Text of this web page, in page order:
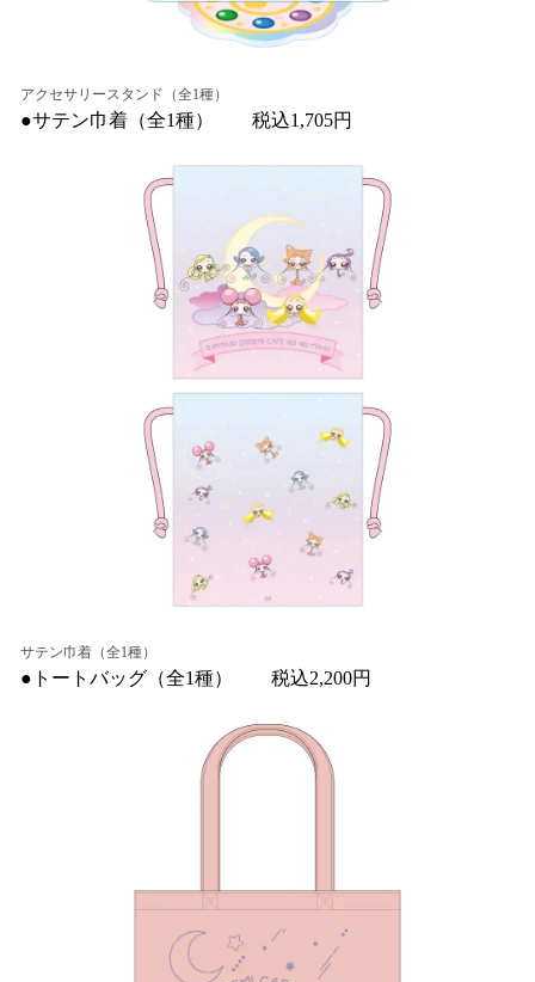
アクセサリースタンド（全1種）
●サテン巾着（全1種） 税込1,705円
サテン巾着（全1種）
●トートバッグ（全1種） 税込2,200円